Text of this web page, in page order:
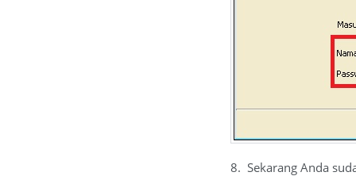
8. Sekarang Anda